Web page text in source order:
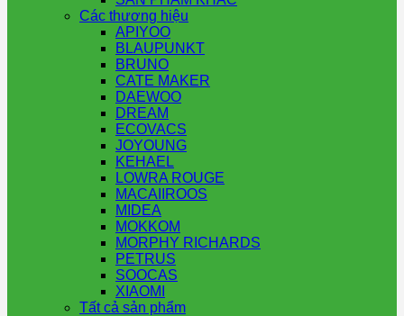
Các thương hiệu
APIYOO
BLAUPUNKT
BRUNO
CATE MAKER
DAEWOO
DREAM
ECOVACS
JOYOUNG
KEHAEL
LOWRA ROUGE
MACAIIROOS
MIDEA
MOKKOM
MORPHY RICHARDS
PETRUS
SOOCAS
XIAOMI
Tất cả sản phẩm